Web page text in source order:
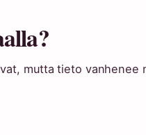
mutta tieto vanhenee